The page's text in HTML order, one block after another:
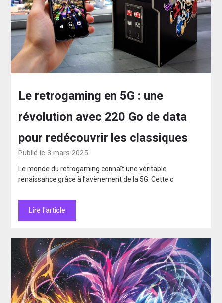
Le retrogaming en 5G : une
révolution avec 220 Go de data
pour redécouvrir les classiques
Publié le 3 mars 2025
Le monde du retrogaming connaît une véritable
renaissance grâce à l’avènement de la 5G. Cette c
Lire l'article